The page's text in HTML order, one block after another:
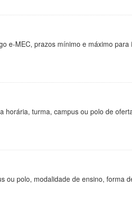
e-MEC, prazos mínimo e máximo para
horária, turma, campus ou polo de
ou polo, modalidade de ensino, forma